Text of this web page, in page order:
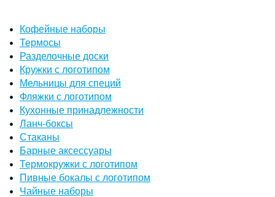
Кофейные наборы
Термосы
Разделочные доски
Кружки с логотипом
Мельницы для специй
Фляжки с логотипом
Кухонные принадлежности
Ланч-боксы
Стаканы
Барные аксессуары
Термокружки с логотипом
Пивные бокалы с логотипом
Чайные наборы